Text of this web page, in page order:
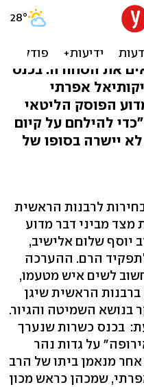
מצגר
את הסחורה: בכנס
אפרתי
הפוסק הליטאי
להילחם על קיום
יישרה בסופו של
לרבנות הראשית
מצד מביני דבר מדוע
יוסף שלום אלישיב,
הרם. ההערכה
לשים איש מטעמו,
הראשית שיגן
בנושא השמיטה והגיור.
בכנס כשרות שנערך
על גדות נהר
מנאמן ביתו של הרב
שמכהן כראש מכון